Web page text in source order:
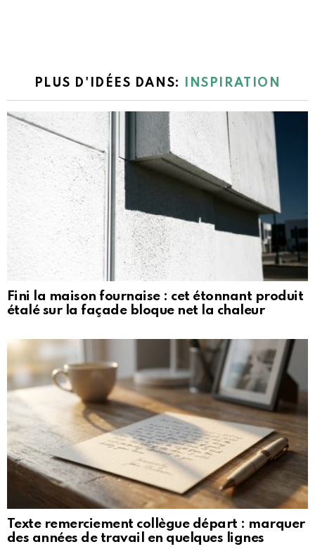
PLUS D'IDÉES DANS: INSPIRATION
Fini la maison fournaise : cet étonnant produit
étalé sur la façade bloque net la chaleur
Texte remerciement collègue départ : marquer
des années de travail en quelques lignes